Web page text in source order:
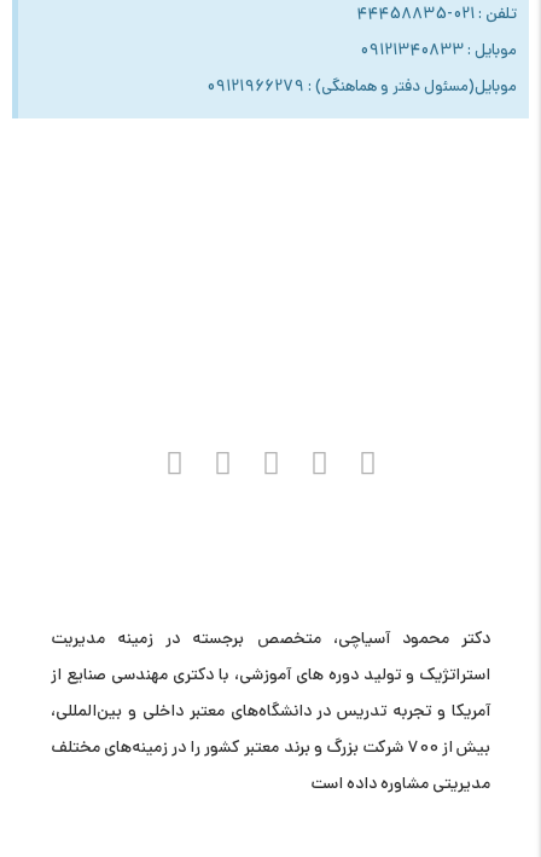
تلفن : 021-44458835
موبایل : 09121340833
موبایل(مسئول دفتر و هماهنگی) : 09121966279
دکتر محمود آسیاچی، متخصص برجسته در زمینه مدیریت
استراتژیک و تولید دوره های آموزشی، با دکتری مهندسی صنایع از
آمریکا و تجربه تدریس در دانشگاه‌های معتبر داخلی و بین‌المللی،
بیش از 700 شرکت بزرگ و برند معتبر کشور را در زمینه‌های مختلف
مدیریتی مشاوره داده است